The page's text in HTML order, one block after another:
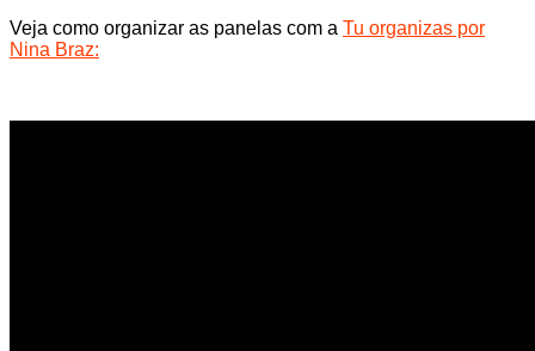
Veja como organizar as panelas com a Tu organizas por
Nina Braz: